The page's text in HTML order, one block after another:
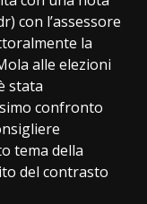
con l’assessore
la
alle elezioni
stata
confronto
tema della
del contrasto